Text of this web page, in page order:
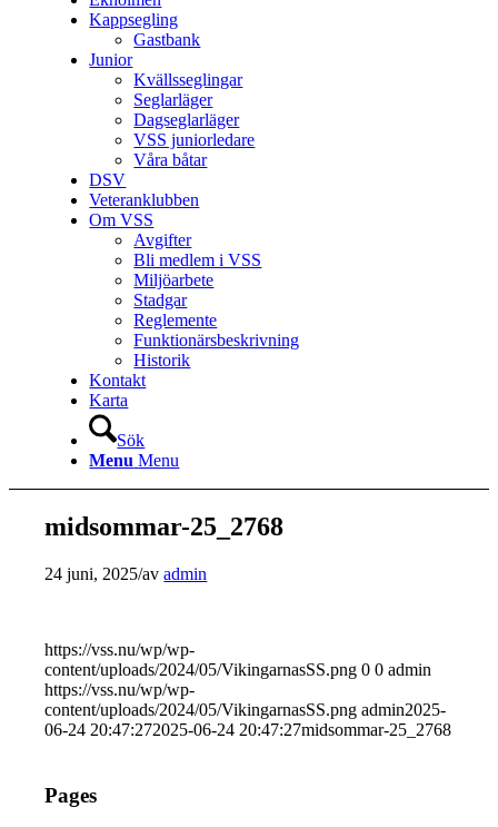
Kappsegling
Gastbank
Junior
Kvällsseglingar
Seglarläger
Dagseglarläger
VSS juniorledare
Våra båtar
DSV
Veteranklubben
Om VSS
Avgifter
Bli medlem i VSS
Miljöarbete
Stadgar
Reglemente
Funktionärsbeskrivning
Historik
Kontakt
Karta
Sök
Menu Menu
midsommar-25_2768
24 juni, 2025/avadmin
https://vss.nu/wp/wp-
content/uploads/2024/05/VikingarnasSS.png 0 0 admin
https://vss.nu/wp/wp-
content/uploads/2024/05/VikingarnasSS.png admin2025-
06-24 20:47:272025-06-24 20:47:27midsommar-25_2768
Pages